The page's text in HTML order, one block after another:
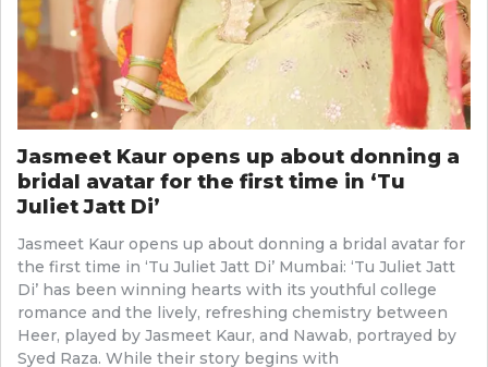
Jasmeet Kaur opens up about donning a
bridal avatar for the first time in ‘Tu
Juliet Jatt Di’
Jasmeet Kaur opens up about donning a bridal avatar for
the first time in ‘Tu Juliet Jatt Di’ Mumbai: ‘Tu Juliet Jatt
Di’ has been winning hearts with its youthful college
romance and the lively, refreshing chemistry between
Heer, played by Jasmeet Kaur, and Nawab, portrayed by
Syed Raza. While their story begins with